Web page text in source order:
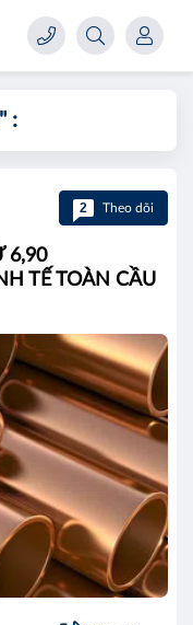
:
2 Theo dõi
6,90
TẾ TOÀN CẦU